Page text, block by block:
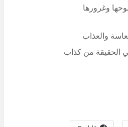
وغرورها
والعذاب
الحقيقة من كذاب